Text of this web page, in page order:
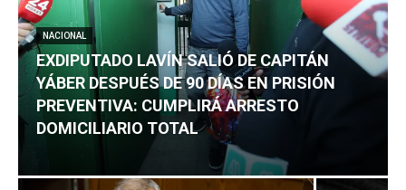
NACIONAL
EXDIPUTADO LAVÍN SALIÓ DE CAPITÁN
YÁBER DESPUÉS DE 90 DÍAS EN PRISIÓN
PREVENTIVA: CUMPLIRÁ ARRESTO
DOMICILIARIO TOTAL